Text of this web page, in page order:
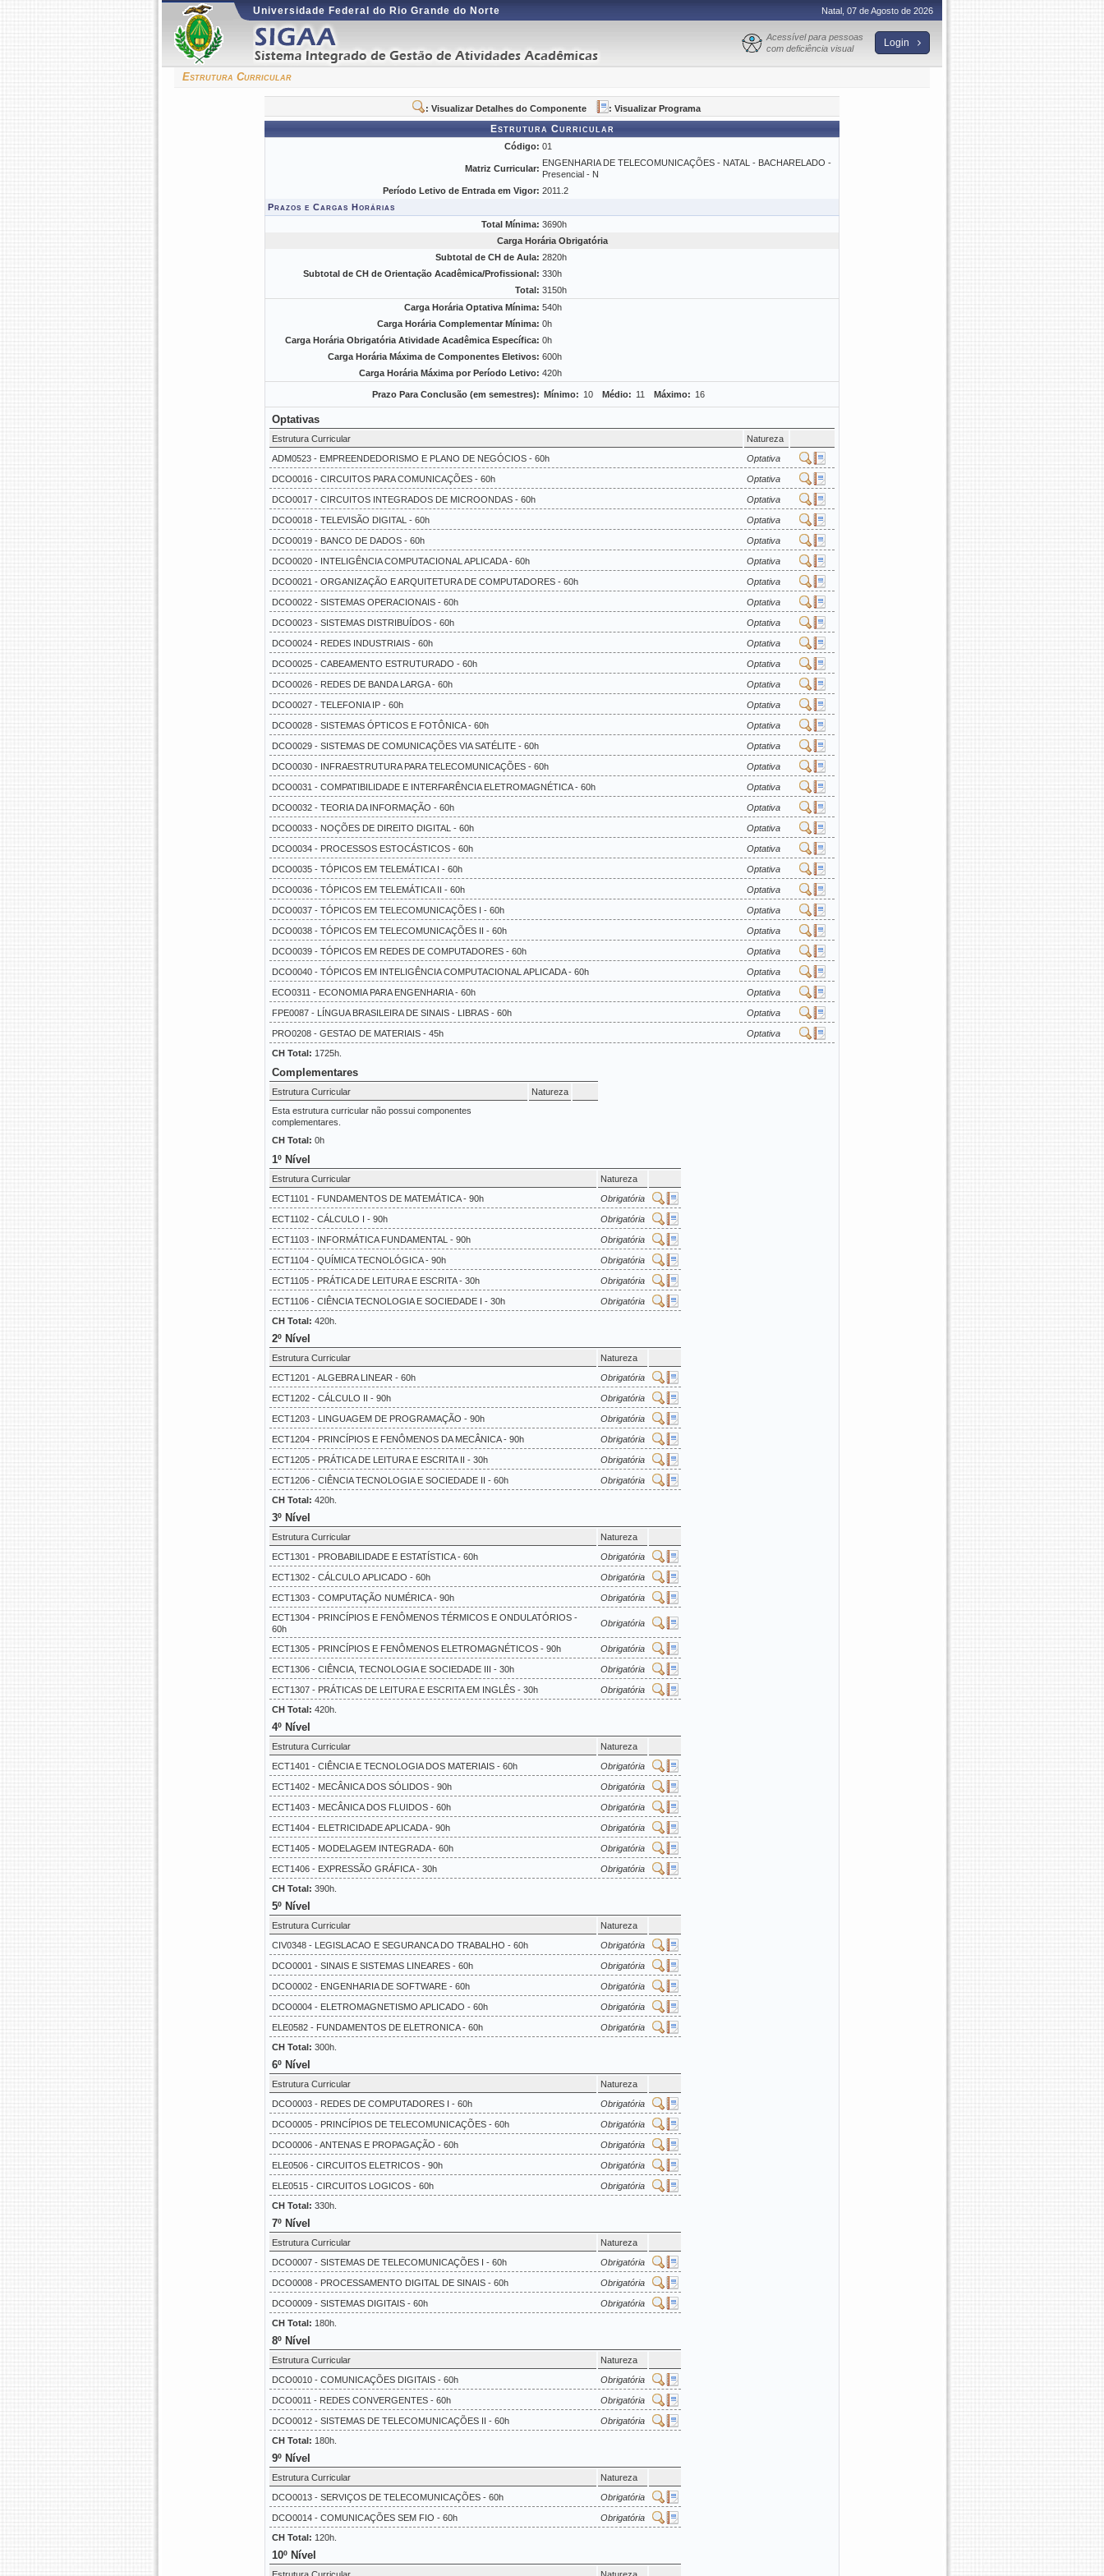
Universidade Federal do Rio Grande do Norte Natal, 07 de Agosto de 2026
Acessível para pessoas
com deficiência visual
Login
Estrutura Curricular
: Visualizar Detalhes do Componente : Visualizar Programa
Estrutura Curricular
Código: 01
Matriz Curricular:
ENGENHARIA DE TELECOMUNICAÇÕES - NATAL - BACHARELADO -
Presencial - N
Período Letivo de Entrada em Vigor: 2011.2
Prazos e Cargas Horárias
Total Mínima: 3690h
Carga Horária Obrigatória
Subtotal de CH de Aula: 2820h
Subtotal de CH de Orientação Acadêmica/Profissional: 330h
Total: 3150h
Carga Horária Optativa Mínima: 540h
Carga Horária Complementar Mínima: 0h
Carga Horária Obrigatória Atividade Acadêmica Específica: 0h
Carga Horária Máxima de Componentes Eletivos: 600h
Carga Horária Máxima por Período Letivo: 420h
Prazo Para Conclusão (em semestres): Mínimo: 10 Médio: 11 Máximo: 16
Optativas
Estrutura Curricular
Natureza
ADM0523 - EMPREENDEDORISMO E PLANO DE NEGÓCIOS - 60h
Optativa
DCO0016 - CIRCUITOS PARA COMUNICAÇÕES - 60h Optativa
DCO0017 - CIRCUITOS INTEGRADOS DE MICROONDAS - 60h Optativa
DCO0018 - TELEVISÃO DIGITAL - 60h Optativa
DCO0019 - BANCO DE DADOS - 60h Optativa
DCO0020 - INTELIGÊNCIA COMPUTACIONAL APLICADA - 60h Optativa
DCO0021 - ORGANIZAÇÃO E ARQUITETURA DE COMPUTADORES - 60h Optativa
DCO0022 - SISTEMAS OPERACIONAIS - 60h Optativa
DCO0023 - SISTEMAS DISTRIBUÍDOS - 60h Optativa
DCO0024 - REDES INDUSTRIAIS - 60h Optativa
DCO0025 - CABEAMENTO ESTRUTURADO - 60h Optativa
DCO0026 - REDES DE BANDA LARGA - 60h Optativa
DCO0027 - TELEFONIA IP - 60h Optativa
DCO0028 - SISTEMAS ÓPTICOS E FOTÔNICA - 60h Optativa
DCO0029 - SISTEMAS DE COMUNICAÇÕES VIA SATÉLITE - 60h Optativa
DCO0030 - INFRAESTRUTURA PARA TELECOMUNICAÇÕES - 60h Optativa
DCO0031 - COMPATIBILIDADE E INTERFARÊNCIA ELETROMAGNÉTICA - 60h Optativa
DCO0032 - TEORIA DA INFORMAÇÃO - 60h Optativa
DCO0033 - NOÇÕES DE DIREITO DIGITAL - 60h Optativa
DCO0034 - PROCESSOS ESTOCÁSTICOS - 60h Optativa
DCO0035 - TÓPICOS EM TELEMÁTICA I - 60h Optativa
DCO0036 - TÓPICOS EM TELEMÁTICA II - 60h Optativa
DCO0037 - TÓPICOS EM TELECOMUNICAÇÕES I - 60h Optativa
DCO0038 - TÓPICOS EM TELECOMUNICAÇÕES II - 60h Optativa
DCO0039 - TÓPICOS EM REDES DE COMPUTADORES - 60h Optativa
DCO0040 - TÓPICOS EM INTELIGÊNCIA COMPUTACIONAL APLICADA - 60h Optativa
ECO0311 - ECONOMIA PARA ENGENHARIA - 60h Optativa
FPE0087 - LÍNGUA BRASILEIRA DE SINAIS - LIBRAS - 60h Optativa
PRO0208 - GESTAO DE MATERIAIS - 45h
Optativa
CH Total: 1725h.
Complementares
Estrutura Curricular
Natureza
Esta estrutura curricular não possui componentes
complementares.
CH Total: 0h
1º Nível
Estrutura Curricular
Natureza
ECT1101 - FUNDAMENTOS DE MATEMÁTICA - 90h
Obrigatória
ECT1102 - CÁLCULO I - 90h Obrigatória
ECT1103 - INFORMÁTICA FUNDAMENTAL - 90h Obrigatória
ECT1104 - QUÍMICA TECNOLÓGICA - 90h Obrigatória
ECT1105 - PRÁTICA DE LEITURA E ESCRITA - 30h Obrigatória
ECT1106 - CIÊNCIA TECNOLOGIA E SOCIEDADE I - 30h
Obrigatória
CH Total: 420h.
2º Nível
Estrutura Curricular
Natureza
ECT1201 - ALGEBRA LINEAR - 60h
Obrigatória
ECT1202 - CÁLCULO II - 90h Obrigatória
ECT1203 - LINGUAGEM DE PROGRAMAÇÃO - 90h Obrigatória
ECT1204 - PRINCÍPIOS E FENÔMENOS DA MECÂNICA - 90h Obrigatória
ECT1205 - PRÁTICA DE LEITURA E ESCRITA II - 30h Obrigatória
ECT1206 - CIÊNCIA TECNOLOGIA E SOCIEDADE II - 60h
Obrigatória
CH Total: 420h.
3º Nível
Estrutura Curricular
Natureza
ECT1301 - PROBABILIDADE E ESTATÍSTICA - 60h
Obrigatória
ECT1302 - CÁLCULO APLICADO - 60h Obrigatória
ECT1303 - COMPUTAÇÃO NUMÉRICA - 90h
Obrigatória
ECT1304 - PRINCÍPIOS E FENÔMENOS TÉRMICOS E ONDULATÓRIOS -
60h
Obrigatória
ECT1305 - PRINCÍPIOS E FENÔMENOS ELETROMAGNÉTICOS - 90h Obrigatória
ECT1306 - CIÊNCIA, TECNOLOGIA E SOCIEDADE III - 30h Obrigatória
ECT1307 - PRÁTICAS DE LEITURA E ESCRITA EM INGLÊS - 30h
Obrigatória
CH Total: 420h.
4º Nível
Estrutura Curricular
Natureza
ECT1401 - CIÊNCIA E TECNOLOGIA DOS MATERIAIS - 60h
Obrigatória
ECT1402 - MECÂNICA DOS SÓLIDOS - 90h Obrigatória
ECT1403 - MECÂNICA DOS FLUIDOS - 60h Obrigatória
ECT1404 - ELETRICIDADE APLICADA - 90h Obrigatória
ECT1405 - MODELAGEM INTEGRADA - 60h Obrigatória
ECT1406 - EXPRESSÃO GRÁFICA - 30h
Obrigatória
CH Total: 390h.
5º Nível
Estrutura Curricular
Natureza
CIV0348 - LEGISLACAO E SEGURANCA DO TRABALHO - 60h
Obrigatória
DCO0001 - SINAIS E SISTEMAS LINEARES - 60h Obrigatória
DCO0002 - ENGENHARIA DE SOFTWARE - 60h Obrigatória
DCO0004 - ELETROMAGNETISMO APLICADO - 60h Obrigatória
ELE0582 - FUNDAMENTOS DE ELETRONICA - 60h
Obrigatória
CH Total: 300h.
6º Nível
Estrutura Curricular
Natureza
DCO0003 - REDES DE COMPUTADORES I - 60h
Obrigatória
DCO0005 - PRINCÍPIOS DE TELECOMUNICAÇÕES - 60h Obrigatória
DCO0006 - ANTENAS E PROPAGAÇÃO - 60h Obrigatória
ELE0506 - CIRCUITOS ELETRICOS - 90h Obrigatória
ELE0515 - CIRCUITOS LOGICOS - 60h
Obrigatória
CH Total: 330h.
7º Nível
Estrutura Curricular
Natureza
DCO0007 - SISTEMAS DE TELECOMUNICAÇÕES I - 60h
Obrigatória
DCO0008 - PROCESSAMENTO DIGITAL DE SINAIS - 60h Obrigatória
DCO0009 - SISTEMAS DIGITAIS - 60h
Obrigatória
CH Total: 180h.
8º Nível
Estrutura Curricular
Natureza
DCO0010 - COMUNICAÇÕES DIGITAIS - 60h
Obrigatória
DCO0011 - REDES CONVERGENTES - 60h Obrigatória
DCO0012 - SISTEMAS DE TELECOMUNICAÇÕES II - 60h
Obrigatória
CH Total: 180h.
9º Nível
Estrutura Curricular
Natureza
DCO0013 - SERVIÇOS DE TELECOMUNICAÇÕES - 60h
Obrigatória
DCO0014 - COMUNICAÇÕES SEM FIO - 60h
Obrigatória
CH Total: 120h.
10º Nível